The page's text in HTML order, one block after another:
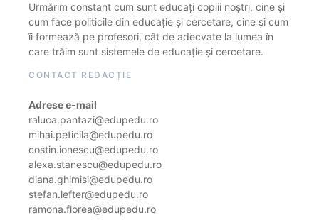
Urmărim constant cum sunt educați copiii noștri, cine și
cum face politicile din educație și cercetare, cine și cum
îi formează pe profesori, cât de adecvate la lumea în
care trăim sunt sistemele de educație și cercetare.
CONTACT REDACȚIE
Adrese e-mail
raluca.pantazi@edupedu.ro
mihai.peticila@edupedu.ro
costin.ionescu@edupedu.ro
alexa.stanescu@edupedu.ro
diana.ghimisi@edupedu.ro
stefan.lefter@edupedu.ro
ramona.florea@edupedu.ro